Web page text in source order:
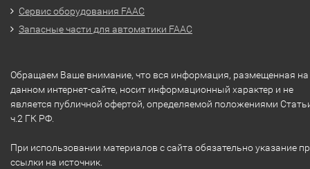
Сервис оборудования FAAC
Запасные части для автоматики FAAC
Обращаем Ваше внимание, что вся информация, размещенная на
данном интернет-сайте, носит информационный характер и не
является публичной офертой, определяемой положениями
ч.2 ГК РФ.
При использовании материалов с сайта обязательно указание
ссылки на источник.